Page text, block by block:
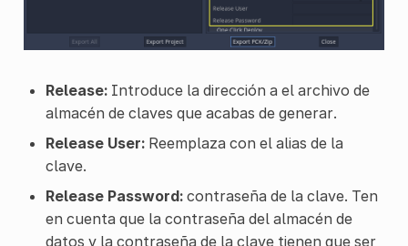
Release:Introduce la dirección a el archivo de
almacén de claves que acabas de generar.
Release User:Reemplaza con el alias de la
clave.
Release Password:contraseña de la clave. Ten
en cuenta que la contraseña del almacén de
datos y la contraseña de la clave tienen que ser